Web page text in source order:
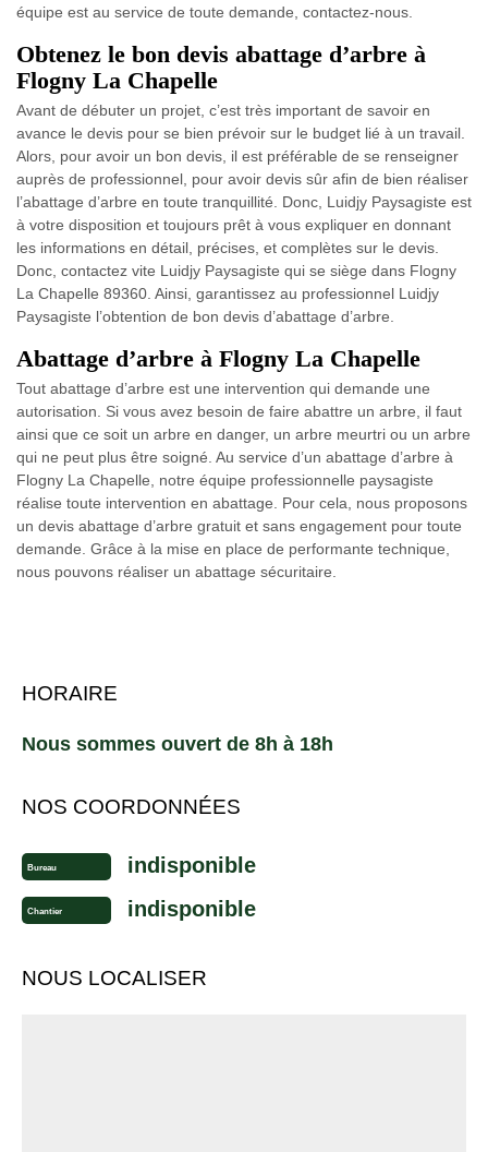
équipe est au service de toute demande, contactez-nous.
Obtenez le bon devis abattage d’arbre à
Flogny La Chapelle
Avant de débuter un projet, c’est très important de savoir en
avance le devis pour se bien prévoir sur le budget lié à un travail.
Alors, pour avoir un bon devis, il est préférable de se renseigner
auprès de professionnel, pour avoir devis sûr afin de bien réaliser
l’abattage d’arbre en toute tranquillité. Donc, Luidjy Paysagiste est
à votre disposition et toujours prêt à vous expliquer en donnant
les informations en détail, précises, et complètes sur le devis.
Donc, contactez vite Luidjy Paysagiste qui se siège dans Flogny
La Chapelle 89360. Ainsi, garantissez au professionnel Luidjy
Paysagiste l’obtention de bon devis d’abattage d’arbre.
Abattage d’arbre à Flogny La Chapelle
Tout abattage d’arbre est une intervention qui demande une
autorisation. Si vous avez besoin de faire abattre un arbre, il faut
ainsi que ce soit un arbre en danger, un arbre meurtri ou un arbre
qui ne peut plus être soigné. Au service d’un abattage d’arbre à
Flogny La Chapelle, notre équipe professionnelle paysagiste
réalise toute intervention en abattage. Pour cela, nous proposons
un devis abattage d’arbre gratuit et sans engagement pour toute
demande. Grâce à la mise en place de performante technique,
nous pouvons réaliser un abattage sécuritaire.
HORAIRE
Nous sommes ouvert de 8h à 18h
NOS COORDONNÉES
Bureau indisponible
Chantier indisponible
NOUS LOCALISER